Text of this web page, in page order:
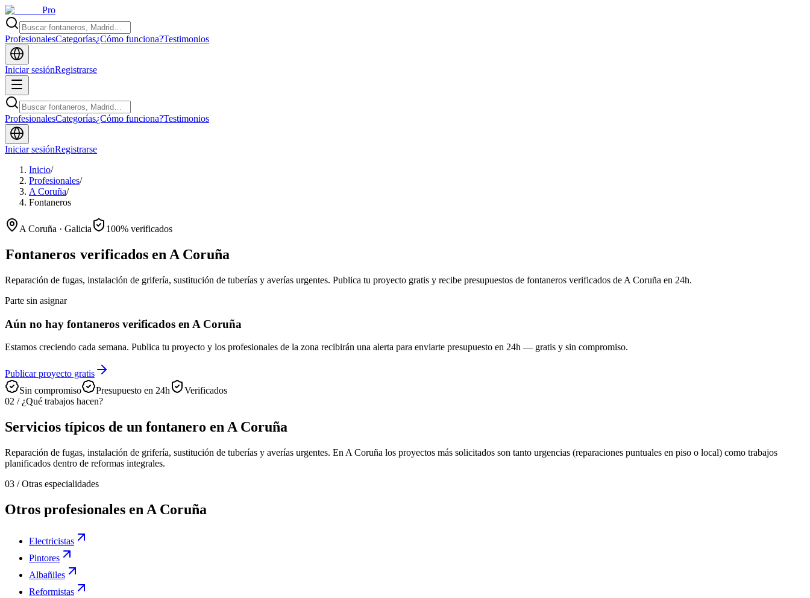
Pro
ProfesionalesCategorías¿Cómo funciona?Testimonios
Iniciar sesiónRegistrarse
ProfesionalesCategorías¿Cómo funciona?Testimonios
Iniciar sesiónRegistrarse
Inicio/
Profesionales/
A Coruña/
Fontaneros
A Coruña · Galicia 100% verificados
Fontaneros verificados en A Coruña
Reparación de fugas, instalación de grifería, sustitución de tuberías y averías urgentes. Publica tu proyecto gratis y recibe presupuestos de fontaneros verificados de A Coruña en 24h.
Parte sin asignar
Aún no hay fontaneros verificados en A Coruña
Estamos creciendo cada semana. Publica tu proyecto y los profesionales de la zona recibirán una alerta para enviarte presupuesto en 24h — gratis y sin compromiso.
Publicar proyecto gratis
Sin compromiso
Presupuesto en 24h
Verificados
02 / ¿Qué trabajos hacen?
Servicios típicos de un fontanero en A Coruña
Reparación de fugas, instalación de grifería, sustitución de tuberías y averías urgentes. En A Coruña los proyectos más solicitados son tanto urgencias (reparaciones puntuales en piso o local) como trabajos
planificados dentro de reformas integrales.
03 /Otras especialidades
Otros profesionales en A Coruña
Electricistas
Pintores
Albañiles
Reformistas